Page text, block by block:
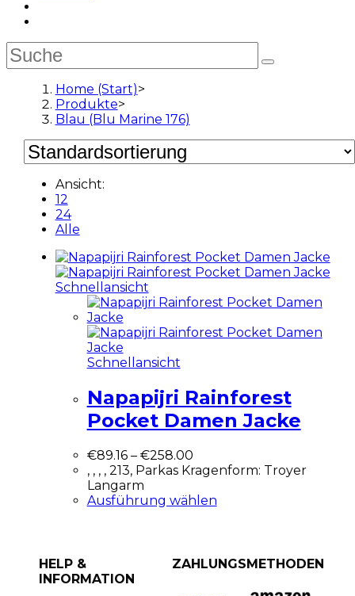
Home (Start)>
Produkte>
Blau (Blu Marine 176)
Ansicht:
12
24
Alle
Schnellansicht
Schnellansicht
Napapijri Rainforest
Pocket Damen Jacke
€89.16– €258.00
, , , , 213, Parkas Kragenform: Troyer
Langarm
Ausführung wählen
HELP &
INFORMATION
ZAHLUNGSMETHODEN